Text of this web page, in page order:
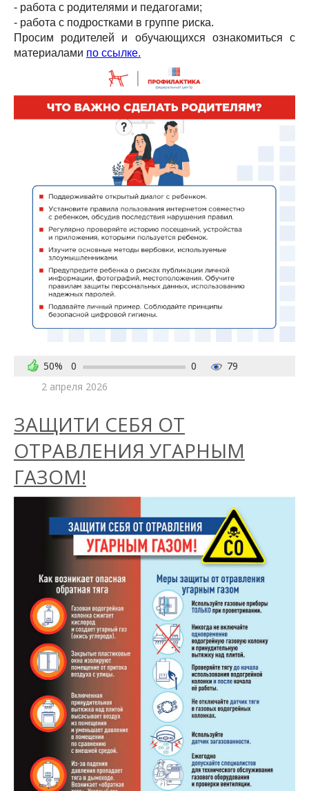
- работа с родителями и педагогами;
- работа с подростками в группе риска.
Просим родителей и обучающихся ознакомиться с
материалами по ссылке.
50% 0 0
79
2 апреля 2026
ЗАЩИТИ СЕБЯ ОТ
ОТРАВЛЕНИЯ УГАРНЫМ
ГАЗОМ!